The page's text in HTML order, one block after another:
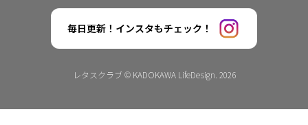
毎日更新！インスタもチェック！
レタスクラブ © KADOKAWA LifeDesign. 2026